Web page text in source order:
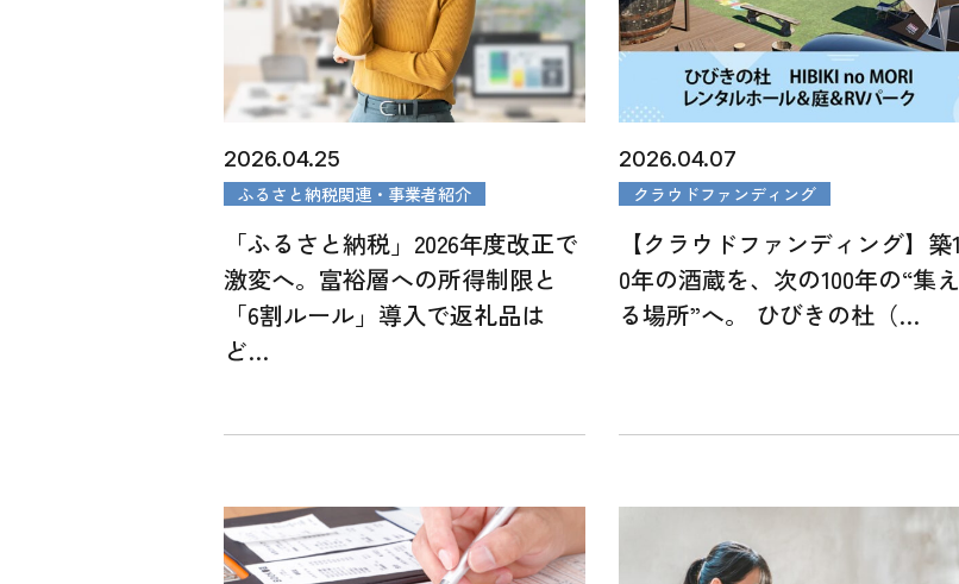
2026.04.25
ふるさと納税関連・事業者紹介
「ふるさと納税」2026年度改正で
激変へ。富裕層への所得制限と
「6割ルール」導入で返礼品は
ど…
2026.04.07
クラウドファンディング
【クラウドファンディング】築
0年の酒蔵を、次の100年の“集え
る場所”へ。 ひびきの杜（…